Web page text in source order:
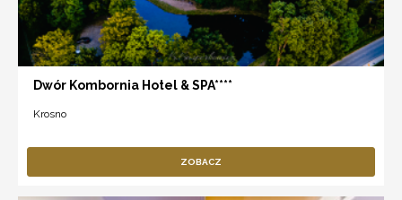
Dwór Kombornia Hotel & SPA****
Krosno
ZOBACZ